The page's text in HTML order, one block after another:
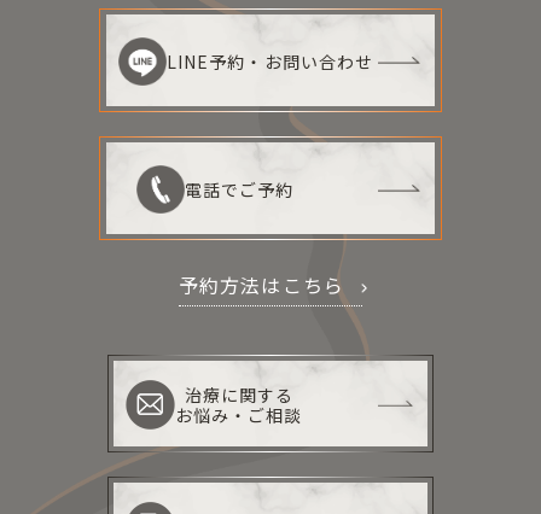
LINE予約・お問い合わせ
電話でご予約
予約方法はこちら
治療に関する
お悩み・ご相談